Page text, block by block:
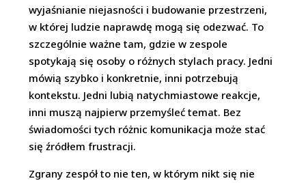
wyjaśnianie niejasności i budowanie przestrzeni,
w której ludzie naprawdę mogą się odezwać. To
szczególnie ważne tam, gdzie w zespole
spotykają się osoby o różnych stylach pracy. Jedni
mówią szybko i konkretnie, inni potrzebują
kontekstu. Jedni lubią natychmiastowe reakcje,
inni muszą najpierw przemyśleć temat. Bez
świadomości tych różnic komunikacja może stać
się źródłem frustracji.
Zgrany zespół to nie ten, w którym nikt się nie